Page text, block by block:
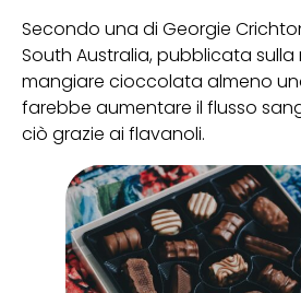
Secondo una di Georgie
South Australia, pubblicata sulla
mangiare cioccolata almeno
farebbe aumentare il flusso
ciò grazie ai flavanoli.